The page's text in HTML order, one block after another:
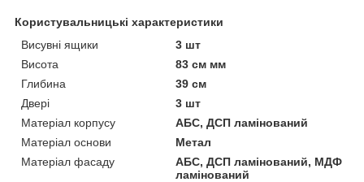
Користувальницькі характеристики
Висувні ящики
3 шт
Висота
83 см мм
Глибина
39 см
Двері
3 шт
Матеріал корпусу
АБС, ДСП ламінований
Матеріал основи
Метал
Матеріал фасаду
АБС, ДСП ламінований, МДФ
ламінований